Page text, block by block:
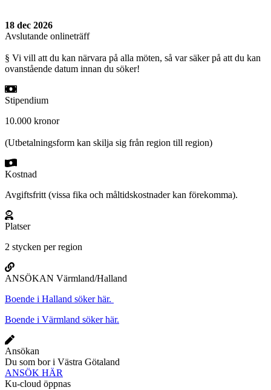
18 dec 2026
Avslutande onlineträff
§ Vi vill att du kan närvara på alla möten, så var säker på att du kan
ovanstående datum innan du söker!
Stipendium
10.000 kronor
(Utbetalningsform kan skilja sig från region till region)
Kostnad
Avgiftsfritt (vissa fika och måltidskostnader kan förekomma).
Platser
2 stycken per region
ANSÖKAN Värmland/Halland
Boende i Halland söker här.
Boende i Värmland söker här.
Ansökan
Du som bor i Västra Götaland
ANSÖK HÄR
Ku-cloud öppnas